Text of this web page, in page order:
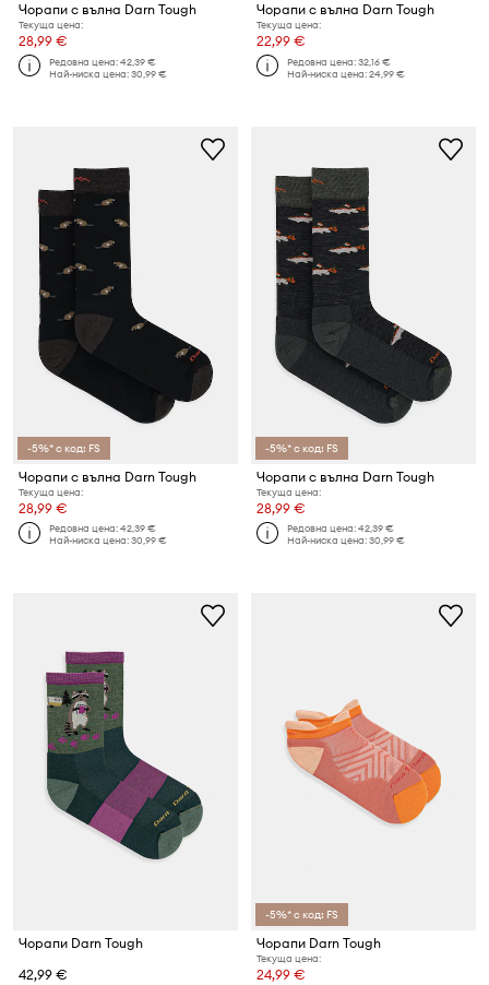
Чорапи с вълна Darn Tough
Текуща цена:
28,99 €
Редовна цена:42,39 €
Най-ниска цена:30,99 €
Чорапи с вълна Darn Tough
Текуща цена:
22,99 €
Редовна цена:32,16 €
Най-ниска цена:24,99 €
-5%* с код: FS
Чорапи с вълна Darn Tough
Текуща цена:
28,99 €
Редовна цена:42,39 €
Най-ниска цена:30,99 €
-5%* с код: FS
Чорапи с вълна Darn Tough
Текуща цена:
28,99 €
Редовна цена:42,39 €
Най-ниска цена:30,99 €
Чорапи Darn Tough
42,99 €
-5%* с код: FS
Чорапи Darn Tough
Текуща цена:
24,99 €